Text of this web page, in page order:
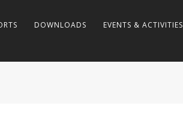
DOWNLOADS EVENTS & ACTIVITIES